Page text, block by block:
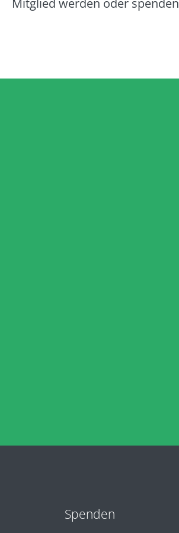
Mitglied werden oder spenden
Spenden